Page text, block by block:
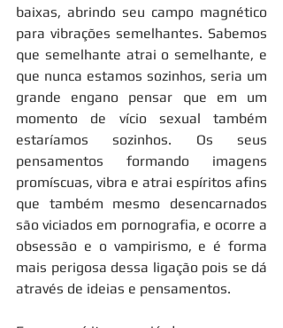
baixas, abrindo seu campo magnético
para vibrações semelhantes. Sabemos
que semelhante atrai o semelhante, e
que nunca estamos sozinhos, seria um
grande engano pensar que em um
momento de vício sexual também
estaríamos sozinhos. Os seus
pensamentos formando imagens
promíscuas, vibra e atrai espíritos afins
que também mesmo desencarnados
são viciados em pornografia, e ocorre a
obsessão e o vampirismo, e é forma
mais perigosa dessa ligação pois se dá
através de ideias e pensamentos.